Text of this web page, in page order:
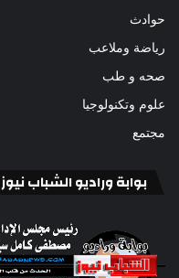
حوادث
رياضة وملاعب
صحه و طب
علوم وتكنولوجيا
مجتمع
بوابة وراديو الشباب نيوز